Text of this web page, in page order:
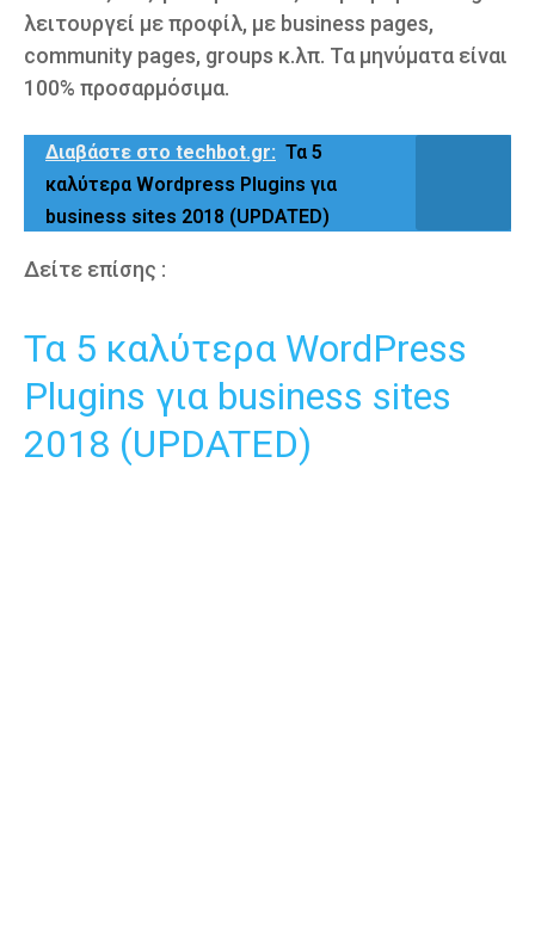
λειτουργεί με προφίλ, με business pages,
community pages, groups κ.λπ. Τα μηνύματα είναι
100% προσαρμόσιμα.
Διαβάστε στο techbot.gr: Τα 5
καλύτερα Wordpress Plugins για
business sites 2018 (UPDATED)
Δείτε επίσης :
Τα 5 καλύτερα WordPress
Plugins για business sites
2018 (UPDATED)